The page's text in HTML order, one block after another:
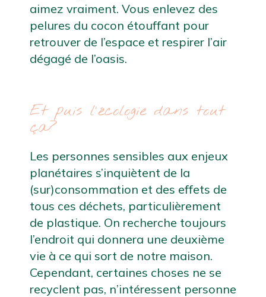
aimez vraiment. Vous enlevez des
pelures du cocon étouffant pour
retrouver de l’espace et respirer l’air
dégagé de l’oasis.
Et puis l’écologie dans tout
ça?
Les personnes sensibles aux enjeux
planétaires s’inquiètent de la
(sur)consommation et des effets de
tous ces déchets, particulièrement
de plastique. On recherche toujours
l’endroit qui donnera une deuxième
vie à ce qui sort de notre maison.
Cependant, certaines choses ne se
recyclent pas, n’intéressent personne